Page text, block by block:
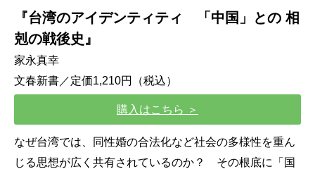
『台湾のアイデンティティ 「中国」との 相
剋の戦後史』
家永真幸
文春新書／定価1,210円（税込）
購入はこちら ＞
なぜ台湾では、同性婚の合法化など社会の多様性を重ん
じる思想が広く共有されているのか？ その根底に「国